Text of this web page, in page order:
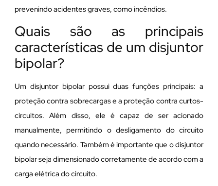
prevenindo acidentes graves, como incêndios.
Quais são as principais
características de um disjuntor
bipolar?
Um disjuntor bipolar possui duas funções principais: a
proteção contra sobrecargas e a proteção contra curtos-
circuitos. Além disso, ele é capaz de ser acionado
manualmente, permitindo o desligamento do circuito
quando necessário. Também é importante que o disjuntor
bipolar seja dimensionado corretamente de acordo com a
carga elétrica do circuito.